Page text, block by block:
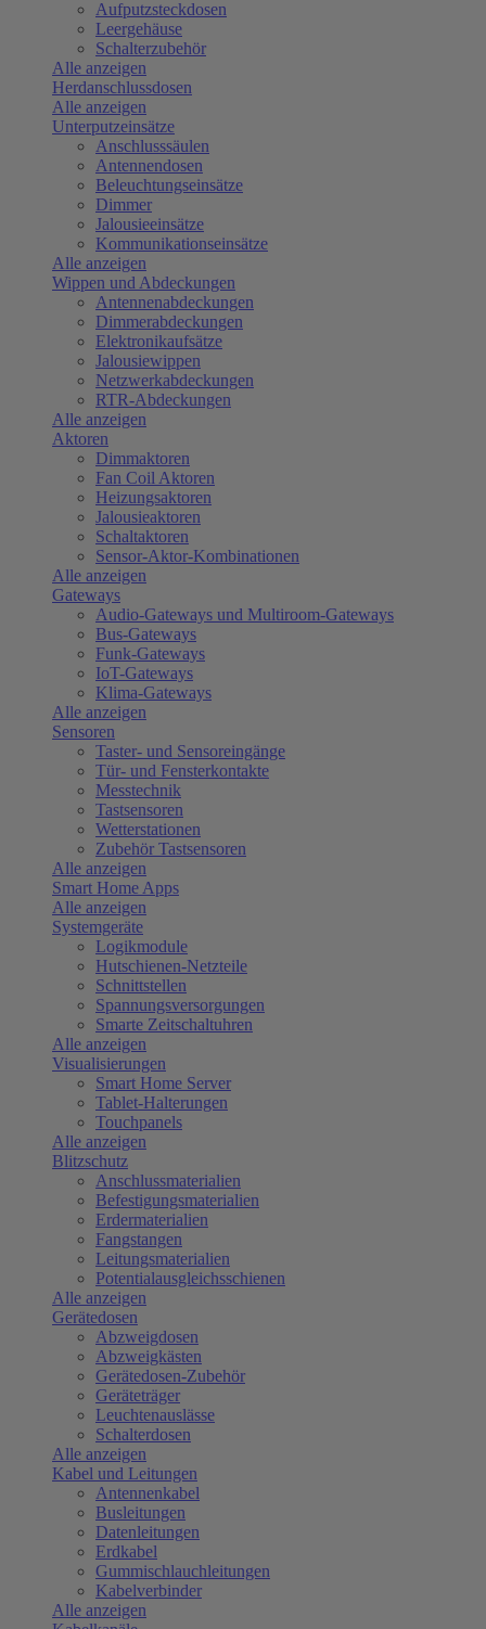
Aufputzsteckdosen
Leergehäuse
Schalterzubehör
Alle anzeigen
Herdanschlussdosen
Alle anzeigen
Unterputzeinsätze
Anschlusssäulen
Antennendosen
Beleuchtungseinsätze
Dimmer
Jalousieeinsätze
Kommunikationseinsätze
Alle anzeigen
Wippen und Abdeckungen
Antennenabdeckungen
Dimmerabdeckungen
Elektronikaufsätze
Jalousiewippen
Netzwerkabdeckungen
RTR-Abdeckungen
Alle anzeigen
Aktoren
Dimmaktoren
Fan Coil Aktoren
Heizungsaktoren
Jalousieaktoren
Schaltaktoren
Sensor-Aktor-Kombinationen
Alle anzeigen
Gateways
Audio-Gateways und Multiroom-Gateways
Bus-Gateways
Funk-Gateways
IoT-Gateways
Klima-Gateways
Alle anzeigen
Sensoren
Taster- und Sensoreingänge
Tür- und Fensterkontakte
Messtechnik
Tastsensoren
Wetterstationen
Zubehör Tastsensoren
Alle anzeigen
Smart Home Apps
Alle anzeigen
Systemgeräte
Logikmodule
Hutschienen-Netzteile
Schnittstellen
Spannungsversorgungen
Smarte Zeitschaltuhren
Alle anzeigen
Visualisierungen
Smart Home Server
Tablet-Halterungen
Touchpanels
Alle anzeigen
Blitzschutz
Anschlussmaterialien
Befestigungsmaterialien
Erdermaterialien
Fangstangen
Leitungsmaterialien
Potentialausgleichsschienen
Alle anzeigen
Gerätedosen
Abzweigdosen
Abzweigkästen
Gerätedosen-Zubehör
Geräteträger
Leuchtenauslässe
Schalterdosen
Alle anzeigen
Kabel und Leitungen
Antennenkabel
Busleitungen
Datenleitungen
Erdkabel
Gummischlauchleitungen
Kabelverbinder
Alle anzeigen